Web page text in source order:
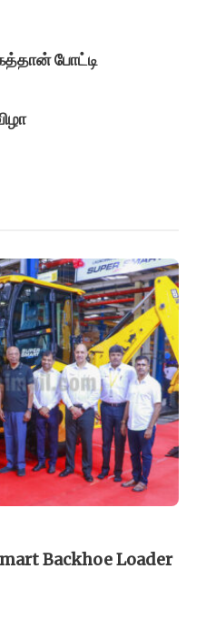
போட்டி
Backhoe Loader